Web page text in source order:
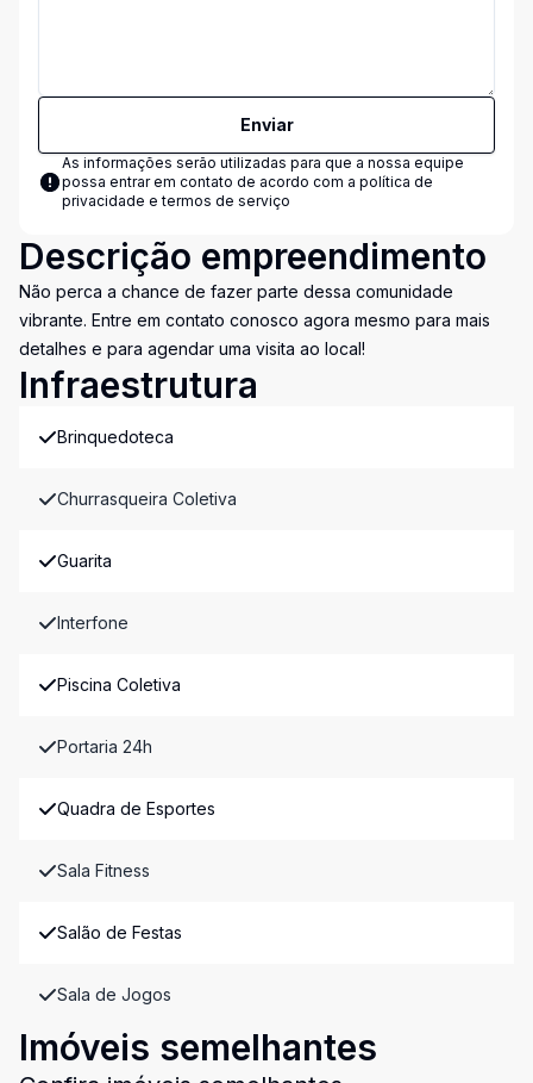
Enviar
As informações serão utilizadas para que a nossa equipe
possa entrar em contato de acordo com a política de
privacidade e termos de serviço
Descrição empreendimento
Não perca a chance de fazer parte dessa comunidade
vibrante. Entre em contato conosco agora mesmo para mais
detalhes e para agendar uma visita ao local!
Infraestrutura
Brinquedoteca
Churrasqueira Coletiva
Guarita
Interfone
Piscina Coletiva
Portaria 24h
Quadra de Esportes
Sala Fitness
Salão de Festas
Sala de Jogos
Imóveis semelhantes